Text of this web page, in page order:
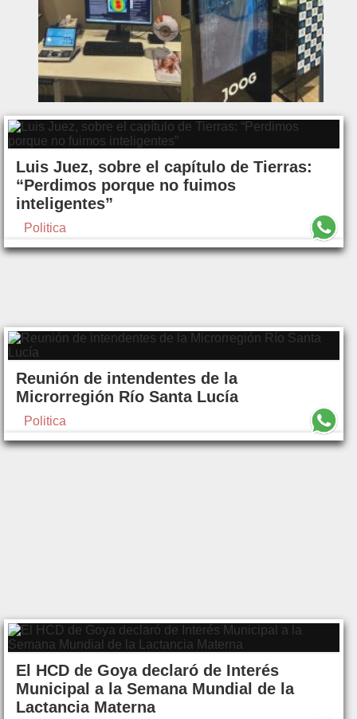
Luis Juez, sobre el capítulo de Tierras:
“Perdimos porque no fuimos
inteligentes”
Politica
Reunión de intendentes de la
Microrregión Río Santa Lucía
Politica
El HCD de Goya declaró de Interés
Municipal a la Semana Mundial de la
Lactancia Materna